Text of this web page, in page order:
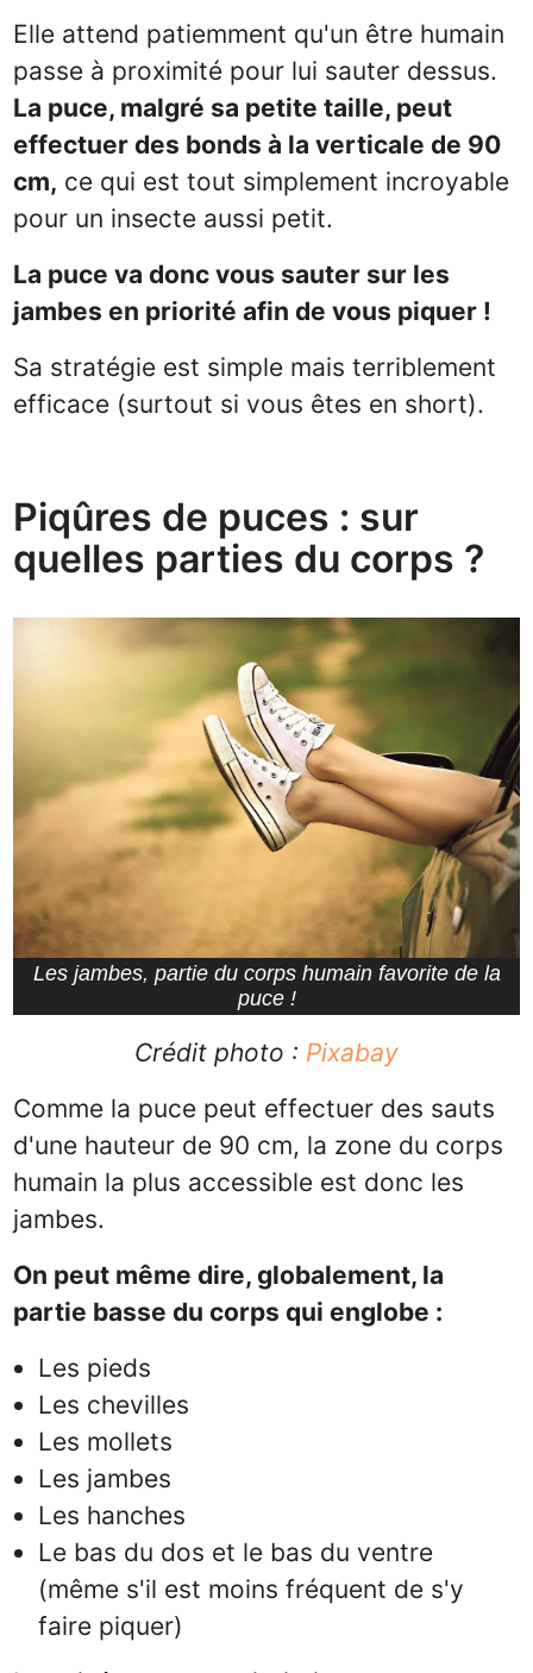
Elle attend patiemment qu'un être humain
passe à proximité pour lui sauter dessus.
La puce, malgré sa petite taille, peut
effectuer des bonds à la verticale de 90
cm, ce qui est tout simplement incroyable
pour un insecte aussi petit.
La puce va donc vous sauter sur les
jambes en priorité afin de vous piquer !
Sa stratégie est simple mais terriblement
efficace (surtout si vous êtes en short).
Piqûres de puces : sur
quelles parties du corps ?
Les jambes, partie du corps humain favorite de la
puce !
Crédit photo : Pixabay
Comme la puce peut effectuer des sauts
d'une hauteur de 90 cm, la zone du corps
humain la plus accessible est donc les
jambes.
On peut même dire, globalement, la
partie basse du corps qui englobe :
Les pieds
Les chevilles
Les mollets
Les jambes
Les hanches
Le bas du dos et le bas du ventre
(même s'il est moins fréquent de s'y
faire piquer)